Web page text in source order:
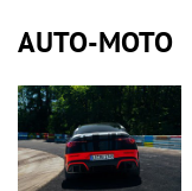
AUTO-MOTO